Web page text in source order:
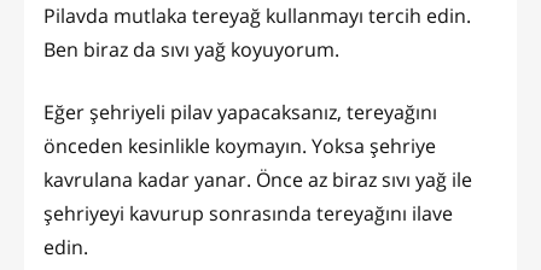
Pilavda mutlaka tereyağ kullanmayı tercih edin.
Ben biraz da sıvı yağ koyuyorum.
Eğer şehriyeli pilav yapacaksanız, tereyağını
önceden kesinlikle koymayın. Yoksa şehriye
kavrulana kadar yanar. Önce az biraz sıvı yağ ile
şehriyeyi kavurup sonrasında tereyağını ilave
edin.